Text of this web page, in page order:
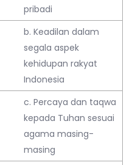
pribadi
b. Keadilan dalam
segala aspek
kehidupan rakyat
Indonesia
c. Percaya dan taqwa
kepada Tuhan sesuai
agama masing-
masing